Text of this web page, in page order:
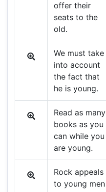
offer their
seats to the
old.
We must take
into account
the fact that
he is young.
Read as many
books as you
can while you
are young.
Rock appeals
to young men